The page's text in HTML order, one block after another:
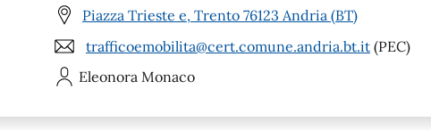
Piazza Trieste e, Trento 76123 Andria (BT)
trafficoemobilita@cert.comune.andria.bt.it (PEC)
Eleonora Monaco